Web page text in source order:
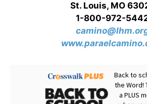
St. Louis, MO
1-800-972-